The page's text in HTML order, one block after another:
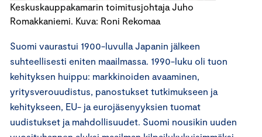
Keskuskauppakamarin toimitusjohtaja Juho
Romakkaniemi. Kuva: Roni Rekomaa
Suomi vaurastui 1900-luvulla Japanin jälkeen
suhteellisesti eniten maailmassa. 1990-luku oli tuon
kehityksen huippu: markkinoiden avaaminen,
yritysverouudistus, panostukset tutkimukseen ja
kehitykseen, EU- ja eurojäsenyyksien tuomat
uudistukset ja mahdollisuudet. Suomi nousikin uuden